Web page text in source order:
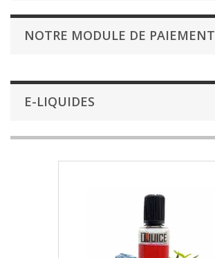
NOTRE MODULE DE PAIEMENT
E-LIQUIDES